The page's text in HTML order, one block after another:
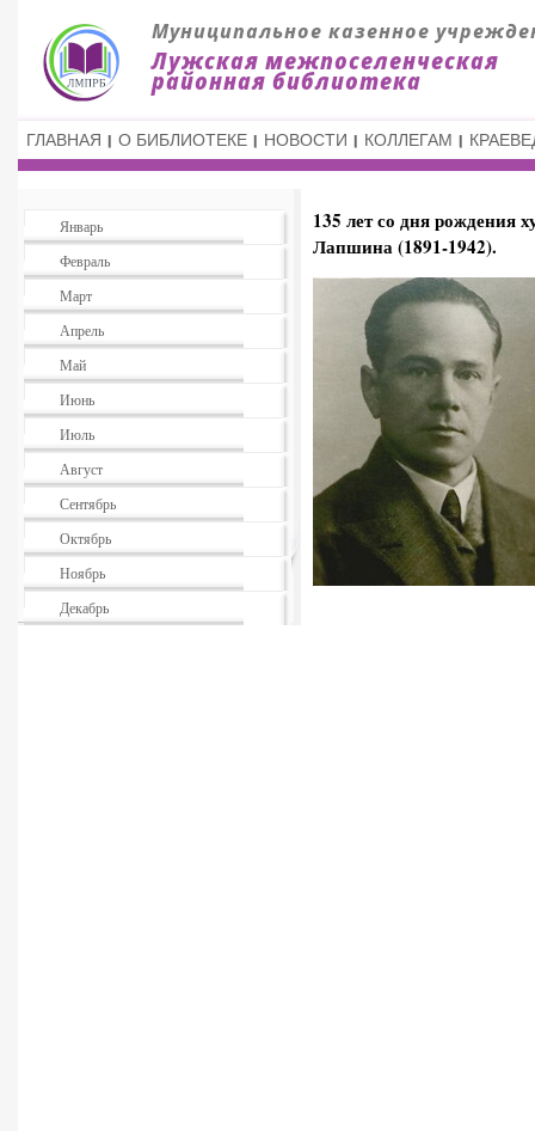
ГЛАВНАЯ О БИБЛИОТЕКЕ НОВОСТИ КОЛЛЕГАМ
Январь
Февраль
Март
Апрель
Май
Июнь
Июль
Август
Сентябрь
Октябрь
Ноябрь
Декабрь
135 лет со дня рождения
Лапшина (1891-1942).